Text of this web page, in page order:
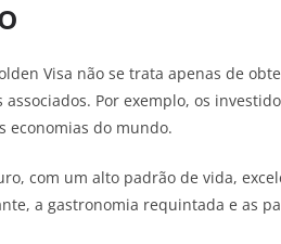
Visa não se trata apenas de
Por exemplo, os
economias do mundo.
com um alto padrão de vida,
a gastronomia requintada e as